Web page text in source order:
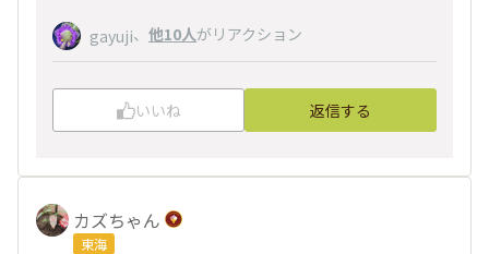
gayuji、 他10人がリアクション
いいね 返信する
カズちゃん
東海